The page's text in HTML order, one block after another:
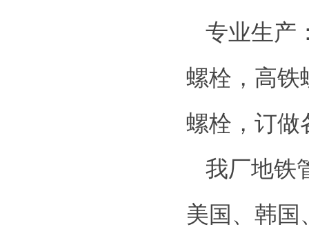
专业生产
螺栓，高铁
螺栓，订做
我厂地铁
美国、韩国